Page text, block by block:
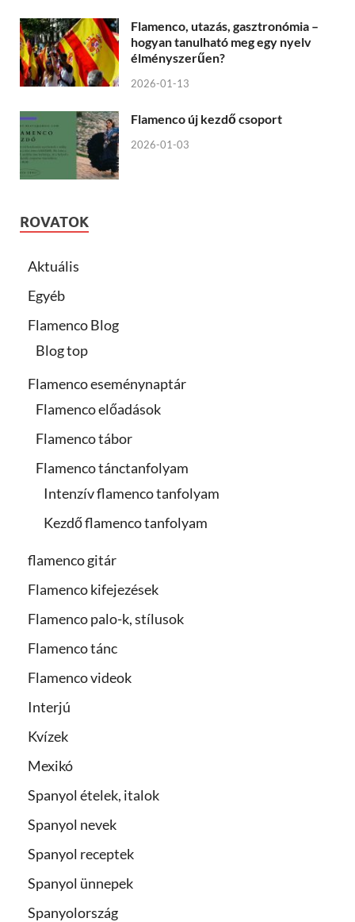
Flamenco, utazás, gasztronómia –
hogyan tanulható meg egy nyelv
élményszerűen?
2026-01-13
Flamenco új kezdő csoport
2026-01-03
ROVATOK
Aktuális
Egyéb
Flamenco Blog
Blog top
Flamenco eseménynaptár
Flamenco előadások
Flamenco tábor
Flamenco tánctanfolyam
Intenzív flamenco tanfolyam
Kezdő flamenco tanfolyam
flamenco gitár
Flamenco kifejezések
Flamenco palo-k, stílusok
Flamenco tánc
Flamenco videok
Interjú
Kvízek
Mexikó
Spanyol ételek, italok
Spanyol nevek
Spanyol receptek
Spanyol ünnepek
Spanyolország